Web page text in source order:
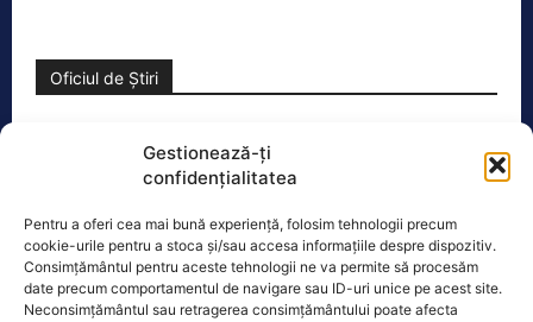
Gestionează-ți
confidențialitatea
Pentru a oferi cea mai bună experiență, folosim tehnologii precum
cookie-urile pentru a stoca și/sau accesa informațiile despre dispozitiv.
Consimțământul pentru aceste tehnologii ne va permite să procesăm
date precum comportamentul de navigare sau ID-uri unice pe acest site.
Neconsimțământul sau retragerea consimțământului poate afecta
Oficiul de Știri
Persoanele fără venituri pot beneficia
în 2026 de asigurare în sistemul public
de sănătate dacă optează pentru
plata contribuției de[...]